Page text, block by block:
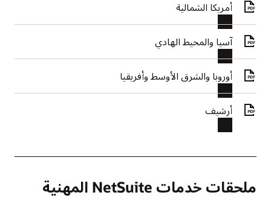
أمريكا الشمالية
آسيا والمحيط الهادي
أوروبا والشرق الأوسط وأفريقيا
أرشيف
ملحقات خدمات NetSuite المهنية